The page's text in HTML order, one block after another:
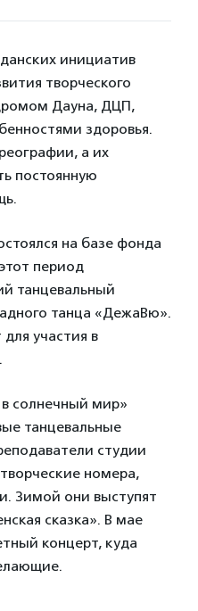
инициатив
творческого
Дауна, ДЦП,
здоровья.
а их
постоянную
на базе фонда
период
танцевальный
танца «ДежаВю».
участия в
солнечный мир»
танцевальные
студии
номера,
Зимой они выступят
сказка». В мае
концерт, куда